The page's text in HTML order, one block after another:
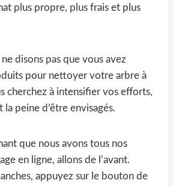
plus propre, plus frais et plus
disons pas que vous avez
pour nettoyer votre arbre à
cherchez à intensifier vos efforts,
peine d’être envisagés.
que nous avons tous nos
en ligne, allons de l’avant.
appuyez sur le bouton de